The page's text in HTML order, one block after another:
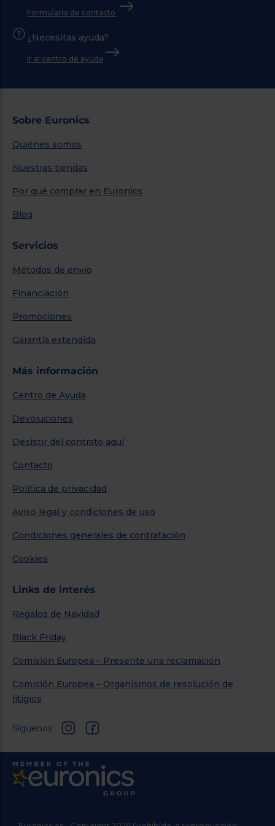
Formulario de contacto
¿Necesitas ayuda?
Ir al centro de ayuda
Sobre Euronics
Quiénes somos
Nuestras tiendas
Por qué comprar en Euronics
Blog
Servicios
Métodos de envío
Financiación
Promociones
Garantía extendida
Más información
Centro de Ayuda
Devoluciones
Desistir del contrato aquí
Contacto
Política de privacidad
Aviso legal y condiciones de uso
Condiciones generales de contratación
Cookies
Links de interés
Regalos de Navidad
Black Friday
Comisión Europea – Presente una reclamación
Comisión Europea – Organismos de resolución de
litigios
Síguenos